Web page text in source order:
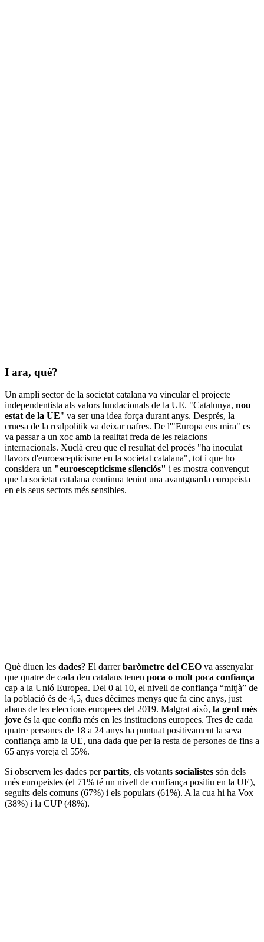
I ara, què?
Un ampli sector de la societat catalana va vincular el projecte
independentista als valors fundacionals de la UE. "Catalunya, nou
estat de la UE" va ser una idea força durant anys. Després, la
cruesa de la realpolitik va deixar nafres. De l'"Europa ens mira" es
va passar a un xoc amb la realitat freda de les relacions
internacionals. Xuclà creu que el resultat del procés "ha inoculat
llavors d'euroescepticisme en la societat catalana", tot i que ho
considera un "euroescepticisme silenciós" i es mostra convençut
que la societat catalana continua tenint una avantguarda europeista
en els seus sectors més sensibles.
Què diuen les dades? El darrerbaròmetre del CEO va assenyalar
que quatre de cada deu catalans tenen poca o molt poca confiança
cap a la Unió Europea. Del 0 al 10, el nivell de confiança “mitjà” de
la població és de 4,5, dues dècimes menys que fa cinc anys, just
abans de les eleccions europees del 2019. Malgrat això, la gent més
jove és la que confia més en les institucions europees. Tres de cada
quatre persones de 18 a 24 anys ha puntuat positivament la seva
confiança amb la UE, una dada que per la resta de persones de fins a
65 anys voreja el 55%.
Si observem les dades perpartits, els votants socialistes són dels
més europeistes (el 71% té un nivell de confiança positiu en la UE),
seguits dels comuns (67%) i els populars (61%). A la cua hi ha Vox
(38%) i la CUP (48%).